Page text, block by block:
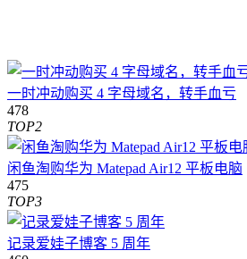
一时冲动购买 4 字母域名，转手血亏
478
TOP2
闲鱼淘购华为 Matepad Air12 平板电脑
475
TOP3
记录爱娃子博客 5 周年